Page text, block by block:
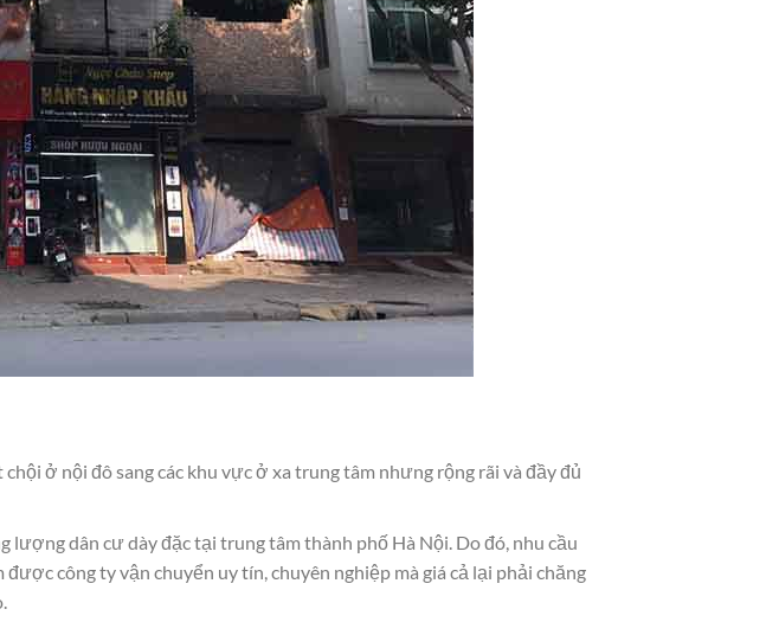
ở nội đô sang các khu vực ở xa trung tâm nhưng rộng rãi và đầy đủ
dân cư dày đặc tại trung tâm thành phố Hà Nội. Do đó, nhu cầu
công ty vận chuyển uy tín, chuyên nghiệp mà giá cả lại phải chăng